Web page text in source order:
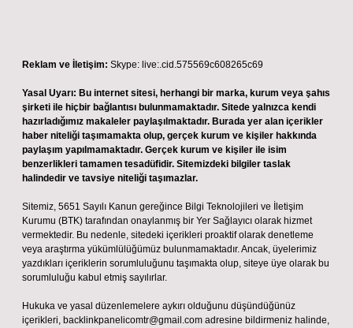
Reklam ve İletişim: Skype: live:.cid.575569c608265c69
Yasal Uyarı: Bu internet sitesi, herhangi bir marka, kurum veya şahıs
şirketi ile hiçbir bağlantısı bulunmamaktadır. Sitede yalnızca kendi
hazırladığımız makaleler paylaşılmaktadır. Burada yer alan içerikler
haber niteliği taşımamakta olup, gerçek kurum ve kişiler hakkında
paylaşım yapılmamaktadır. Gerçek kurum ve kişiler ile isim
benzerlikleri tamamen tesadüfidir. Sitemizdeki bilgiler taslak
halindedir ve tavsiye niteliği taşımazlar.
Sitemiz, 5651 Sayılı Kanun gereğince Bilgi Teknolojileri ve İletişim
Kurumu (BTK) tarafından onaylanmış bir Yer Sağlayıcı olarak hizmet
vermektedir. Bu nedenle, sitedeki içerikleri proaktif olarak denetleme
veya araştırma yükümlülüğümüz bulunmamaktadır. Ancak, üyelerimiz
yazdıkları içeriklerin sorumluluğunu taşımakta olup, siteye üye olarak bu
sorumluluğu kabul etmiş sayılırlar.
Hukuka ve yasal düzenlemelere aykırı olduğunu düşündüğünüz
içerikleri, backlinkpanelicomtr@gmail.com adresine bildirmeniz halinde,